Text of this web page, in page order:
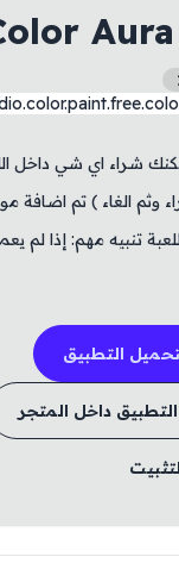
شراء اي شي داخل
الغاء ) تم اضافة
تنبيه مهم: إذا لم
التطبيق
داخل المتجر